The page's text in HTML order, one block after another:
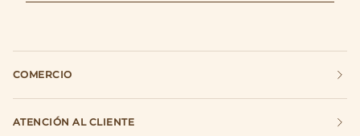
COMERCIO
ATENCIÓN AL CLIENTE